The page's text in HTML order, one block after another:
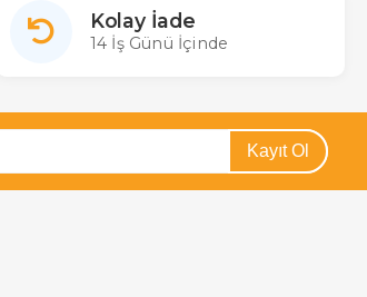
Kolay İade
14 İş Günü İçinde
Kayıt Ol